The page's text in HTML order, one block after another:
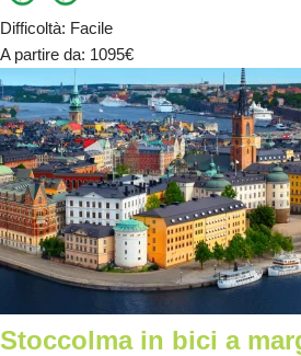
Difficoltà: Facile
A partire da: 1095€
Stoccolma in bici a